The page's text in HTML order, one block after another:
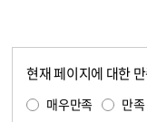
현재 페이지에 대한
매우만족 만족